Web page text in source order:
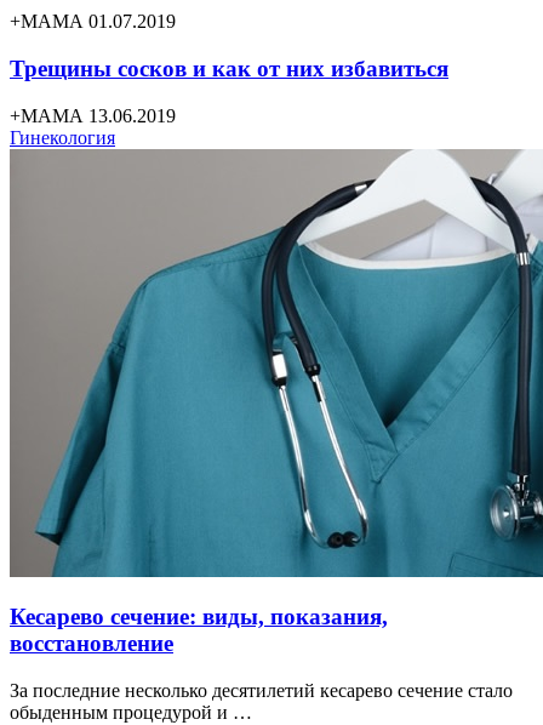
+МАМА 01.07.2019
Трещины сосков и как от них избавиться
+МАМА 13.06.2019
Гинекология
Кесарево сечение: виды, показания,
восстановление
За последние несколько десятилетий кесарево сечение стало
обыденным процедурой и …